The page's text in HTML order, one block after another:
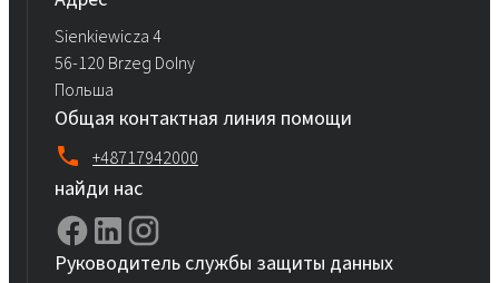
Sienkiewicza 4
56-120 Brzeg Dolny
Польша
Общая контактная линия помощи
+48717942000
найди нас
Руководитель службы защиты данных